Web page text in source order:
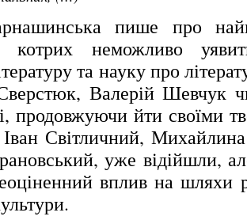
пише про
котрих неможливо
та науку про
Валерій Шевчук
продовжуючи йти своїми
Іван Світличний,
уже відійшли,
вплив на шляхи